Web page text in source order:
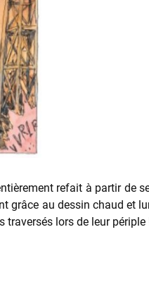
refait à partir de
grâce au dessin chaud et
traversés lors de leur périple